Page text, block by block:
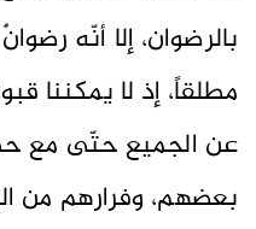
بالرضوان، إلا أنّه
مطلقاً، إذ لا يمكننا
عن الجميع حتّى مع
بعضهم، وفرارهم من